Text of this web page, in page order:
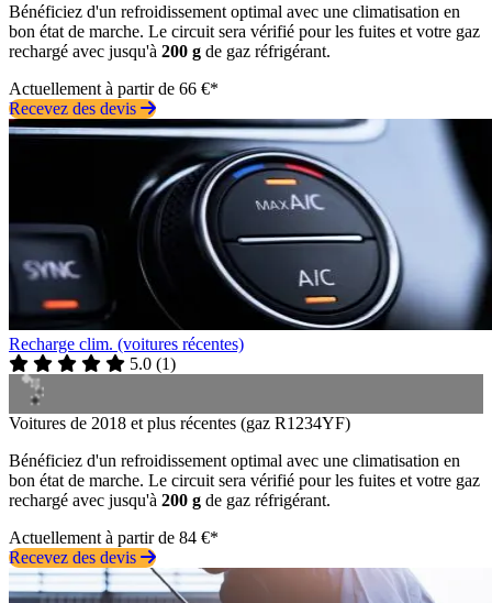
Bénéficiez d'un refroidissement optimal avec une climatisation en
bon état de marche. Le circuit sera vérifié pour les fuites et votre gaz
rechargé avec jusqu'à 200 g de gaz réfrigérant.
Actuellement à partir de 66 €*
Recevez des devis
Recharge clim. (voitures récentes)
5.0 (1)
Voitures de 2018 et plus récentes (gaz R1234YF)
Bénéficiez d'un refroidissement optimal avec une climatisation en
bon état de marche. Le circuit sera vérifié pour les fuites et votre gaz
rechargé avec jusqu'à 200 g de gaz réfrigérant.
Actuellement à partir de 84 €*
Recevez des devis